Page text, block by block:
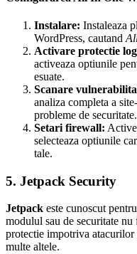
Instalare: Instaleaza
WordPress, cautand
Activare protectie
activeaza optiunile
esuate.
Scanare
analiza completa a
probleme de securitate.
Setari firewall:
selecteaza optiunile
tale.
5. Jetpack Security
Jetpack este cunoscut
modulul sau de securitate
protectie impotriva
multe altele.